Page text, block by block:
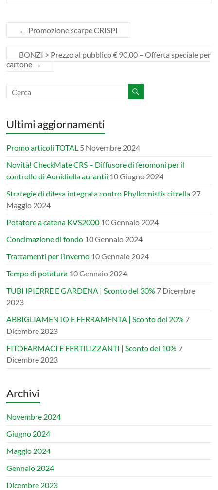
← Promozione scarpe CRISPI
BONZI > Prezzo al pubblico € 90,00 – Offerta speciale per
cartone →
Ultimi aggiornamenti
Promo articoli TOTAL 5 Novembre 2024
Novità! CheckMate CRS – Diffusore di feromoni per il
controllo di Aonidiella aurantii 10 Giugno 2024
Strategie di difesa integrata contro Phyllocnistis citrella 27
Maggio 2024
Potatore a catena KVS2000 10 Gennaio 2024
Concimazione di fondo 10 Gennaio 2024
Trattamenti per l’inverno 10 Gennaio 2024
Tempo di potatura 10 Gennaio 2024
TUBI IPIERRE E GARDENA | Sconto del 30% 7 Dicembre
2023
ABBIGLIAMENTO E FERRAMENTA | Sconto del 20% 7
Dicembre 2023
FITOFARMACI E FERTILIZZANTI | Sconto del 10% 7
Dicembre 2023
Archivi
Novembre 2024
Giugno 2024
Maggio 2024
Gennaio 2024
Dicembre 2023